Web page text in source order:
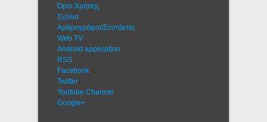
Όροι Χρήσης
Σχόλια
Αρθρογράφοι/Συντάκτες
Web TV
Android application
RSS
Facebook
Twitter
Youtube Channel
Google+